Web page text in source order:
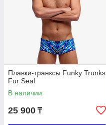
Плавки-транксы Funky Trunks
Fur Seal
В наличии
25 900 ₸